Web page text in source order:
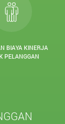
BIAYA KINERJA
PELANGGAN